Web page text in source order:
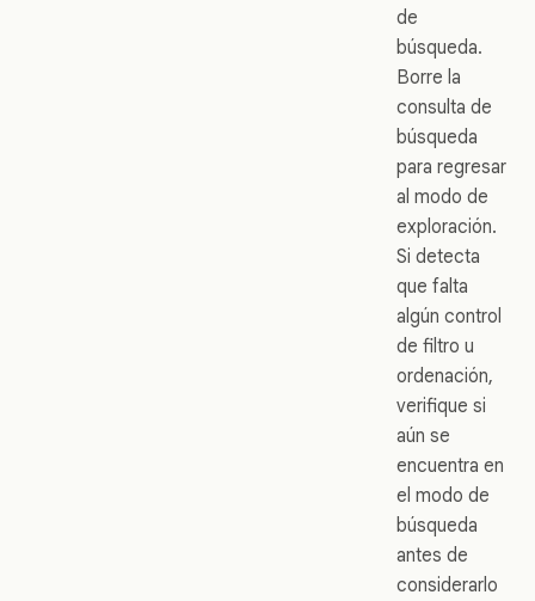
de
búsqueda.
Borre la
consulta de
búsqueda
para regresar
al modo de
exploración.
Si detecta
que falta
algún control
de filtro u
ordenación,
verifique si
aún se
encuentra en
el modo de
búsqueda
antes de
considerarlo